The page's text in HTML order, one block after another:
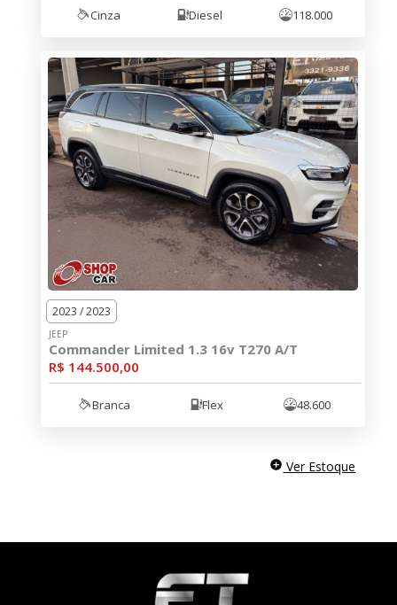
Cinza Diesel 118.000
2023 / 2023
JEEP
Commander Limited 1.3 16v T270 A/T
R$ 144.500,00
Branca Flex 48.600
Ver Estoque